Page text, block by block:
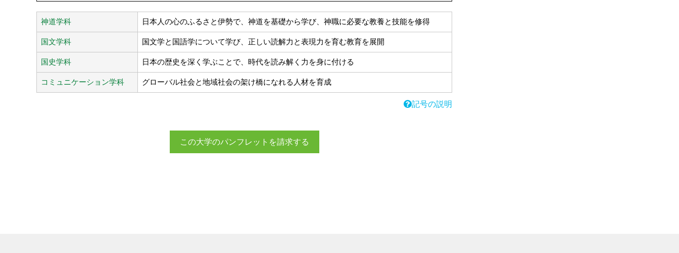
神道学科 日本人の心のふるさと伊勢で、神道を基礎から学び、神職に必要な教養と技能を修得
国文学科 国文学と国語学について学び、正しい読解力と表現力を育む教育を展開
国史学科 日本の歴史を深く学ぶことで、時代を読み解く力を身に付ける
コミュニケーション学科 グローバル社会と地域社会の架け橋になれる人材を育成
記号の説明
この大学のパンフレットを請求する